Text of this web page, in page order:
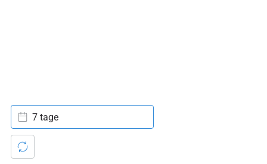
7 tage